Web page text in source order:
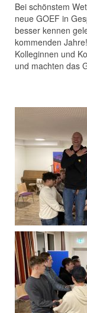
Bei schönstem
neue GOEF in
besser kennen
kommenden
Kolleginnen und
und machten das